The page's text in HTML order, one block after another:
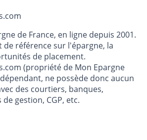
de France, en ligne depuis 2001.
de référence sur l'épargne, la
de placement.
(propriété de Mon Epargne
ne possède donc aucun
des courtiers, banques,
gestion, CGP, etc.